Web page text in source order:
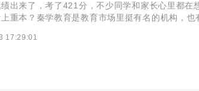
绩出来了，考了421分，不少同学和家长心里都在
重本？秦学教育是教育市场里挺有名的机构，也
17:29:01